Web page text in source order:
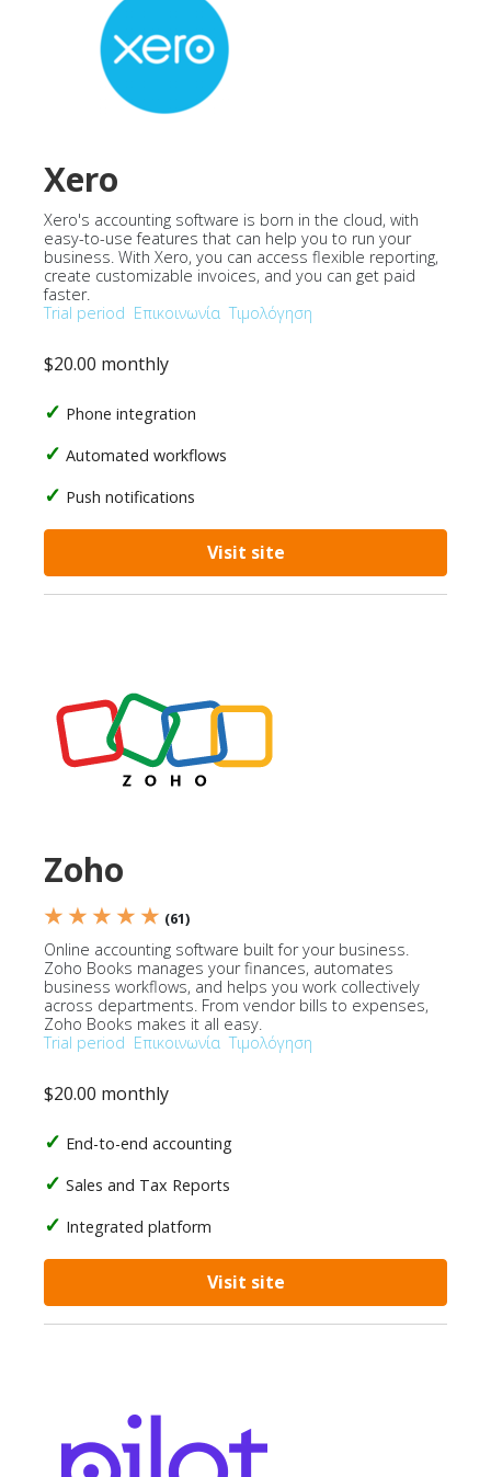
Xero
Xero's accounting software is born in the cloud, with
easy-to-use features that can help you to run your
business. With Xero, you can access flexible reporting,
create customizable invoices, and you can get paid
faster.
Trial period Επικοινωνία Τιμολόγηση
$20.00 monthly
Phone integration
Automated workflows
Push notifications
Visit site
Zoho
★ ★ ★ ★ ★ (61)
Online accounting software built for your business.
Zoho Books manages your finances, automates
business workflows, and helps you work collectively
across departments. From vendor bills to expenses,
Zoho Books makes it all easy.
Trial period Επικοινωνία Τιμολόγηση
$20.00 monthly
End-to-end accounting
Sales and Tax Reports
Integrated platform
Visit site